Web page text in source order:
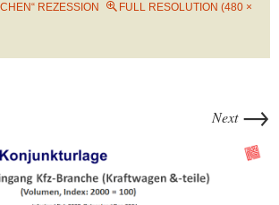
REZESSION
FULL RESOLUTION (480 ×
Next →